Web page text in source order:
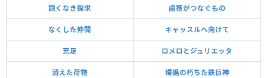
飽くなき探求 鹵獲がつなぐもの
なくした仲間 キャッスルへ向けて
充足 ロメロとジュリエッタ
消えた荷物 環礁の朽ちた鉄巨神